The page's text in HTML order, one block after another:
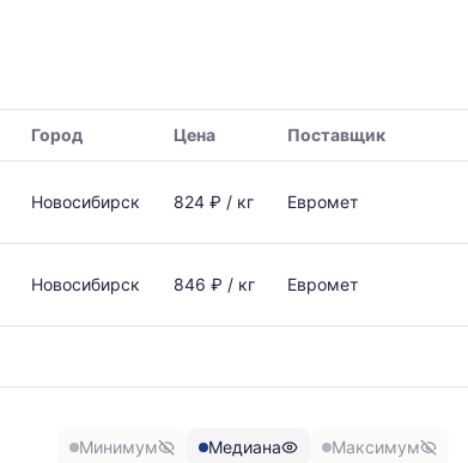
Город Цена Поставщик
Новосибирск 824 ₽ / кг Евромет
Новосибирск 846 ₽ / кг Евромет
Минимум Медиана Максимум